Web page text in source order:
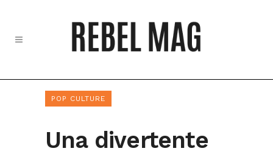
POP CULTURE
Una divertente